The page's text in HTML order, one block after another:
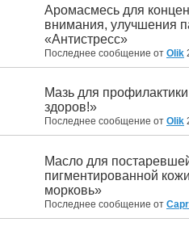
Аромасмесь для
внимания, улучшения
«Антистресс»
Последнее сообщение от Olik
Мазь для
здоров!»
Последнее сообщение от Olik
Масло для
пигментированной
морковь»
Последнее сообщение от